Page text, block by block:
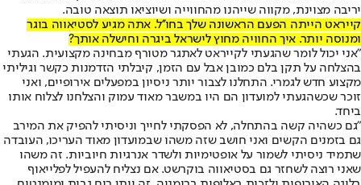
יריבה מצוינת, מקווה שייהנו מהחווייה ושיוציאו תוצאה טובה.
קייראט הייתה הפעם הראשונה שלך בחו''ל. אתה מגיע לסטיאווה בוגר
ומנוסה יותר. איך החוויה מחוץ לישראל ביגרה וחישלה אותך?
"אני יכול לומר שהגעתי לקייראט לאתגר מטורף מבחינה מקצועית. הגעתי
בהצלחה על תקן בלם כמובן אבל עם הזמן, קיבלתי הזדמנות כקשר וגיליתי
מקצוע חדש לגמרי. התחלנו לצבור יותר ניסיון במפעלים אירופיים, ואני
זוכר שכשהגעתי למועדון הם היו במשבר מאוד עמוק והצלחנו לצלוח אותו
ביחד.
"גם כשהיה קשה בהתחלה, לא הפסקתי לחייך וניסיתי להפיק את המירב
גם בזמנים הקשים ואני חושב שזה משהו שבמועדון מאוד העריכו, העובדה
שתמיד ניסיתי לשמור על אופטימיות ולשדר אנרגיות חיוביות. זה משהו
שאני רוצה לשחזר גם בסטיאווה בוקרשט. אם נצליח להעפיל לפלייאוף